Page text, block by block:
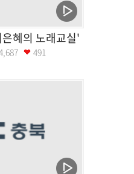
혜의 노래교실'
491